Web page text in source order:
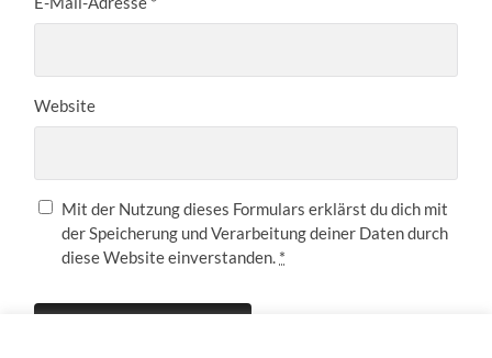
Website
Mit der Nutzung dieses Formulars erklärst du dich mit
der Speicherung und Verarbeitung deiner Daten durch
diese Website einverstanden. *